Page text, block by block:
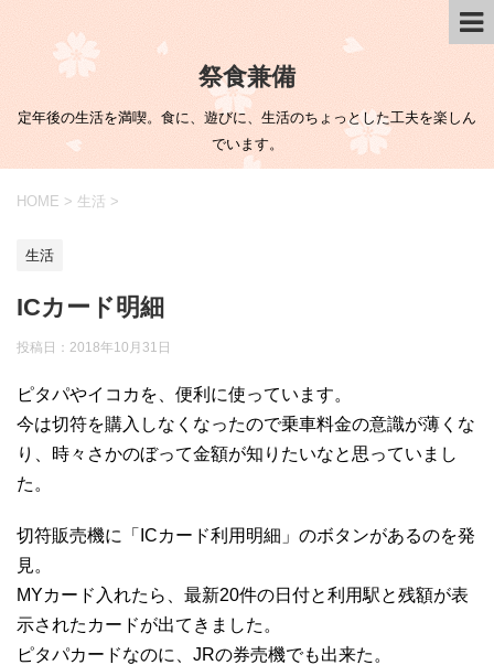
祭食兼備
定年後の生活を満喫。食に、遊びに、生活のちょっとした工夫を楽しん
でいます。
HOME > 生活 >
生活
ICカード明細
投稿日： 2018年10月31日
ピタパやイコカを、便利に使っています。
今は切符を購入しなくなったので乗車料金の意識が薄くな
り、時々さかのぼって金額が知りたいなと思っていまし
た。
切符販売機に「ICカード利用明細」のボタンがあるのを発
見。
MYカード入れたら、最新20件の日付と利用駅と残額が表
示されたカードが出てきました。
ピタパカードなのに、JRの券売機でも出来た。